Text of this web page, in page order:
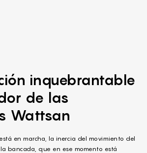
inquebrantable
de las
Wattsan
en marcha, la inercia del movimiento del
bancada, que en ese momento está